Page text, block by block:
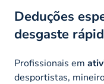
Deduções
desgaste
Profissionais em
desportistas,